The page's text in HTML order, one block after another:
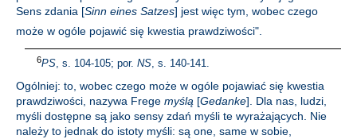
Sens zdania [Sinn eines Satzes] jest więc tym, wobec czego
może w ogóle pojawić się kwestia prawdziwości"
6PS, s. 104-105; por. NS, s. 140-141.
Ogólniej: to, wobec czego może w ogóle pojawiać się kwestia
prawdziwości, nazywa Frege myślą [Gedanke]. Dla nas, ludzi,
myśli dostępne są jako sensy zdań myśli te wyrażających. Nie
należy to jednak do istoty myśli: są one, same w sobie,